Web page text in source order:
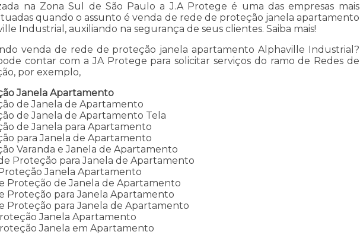
na Zona Sul de São Paulo a J.A Protege é uma das empresas mais
quando o assunto é venda de rede de proteção janela apartamento
Industrial, auxiliando na segurança de seus clientes. Saiba mais!
venda de rede de proteção janela apartamento Alphaville Industrial?
contar com a JA Protege para solicitar serviços do ramo de Redes de
por exemplo,
Janela Apartamento
de Janela de Apartamento
de Janela de Apartamento Tela
de Janela para Apartamento
para Janela de Apartamento
Varanda e Janela de Apartamento
Proteção para Janela de Apartamento
Janela Apartamento
Proteção de Janela de Apartamento
Proteção para Janela Apartamento
Proteção para Janela de Apartamento
Janela Apartamento
Janela em Apartamento